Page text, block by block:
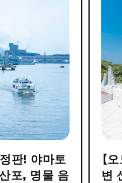
판! 야마토
포, 명물 음
【
변